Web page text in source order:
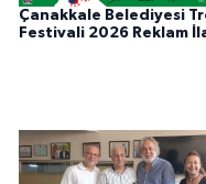
Çanakkale Belediyesi
Festivali 2026 Reklam